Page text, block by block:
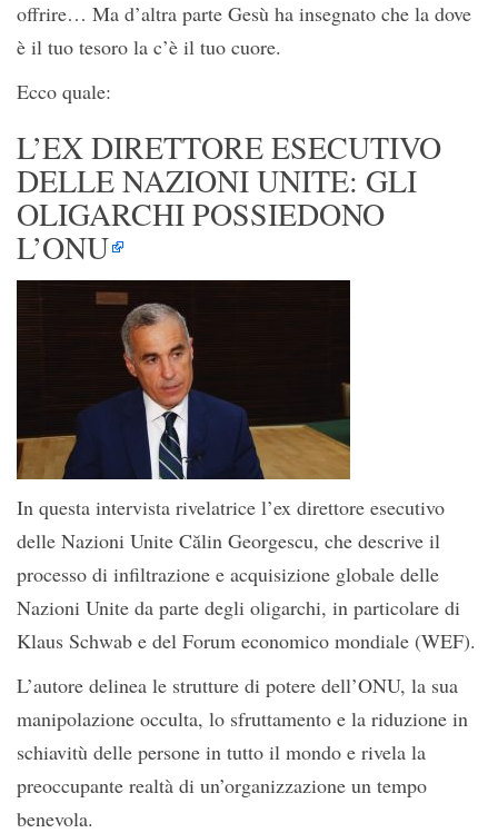
offrire… Ma d’altra parte Gesù ha insegnato che la dove
è il tuo tesoro la c’è il tuo cuore.
Ecco quale:
L’EX DIRETTORE ESECUTIVO
DELLE NAZIONI UNITE: GLI
OLIGARCHI POSSIEDONO
L’ONU
In questa intervista rivelatrice l’ex direttore esecutivo
delle Nazioni Unite Călin Georgescu, che descrive il
processo di infiltrazione e acquisizione globale delle
Nazioni Unite da parte degli oligarchi, in particolare di
Klaus Schwab e del Forum economico mondiale (WEF).
L’autore delinea le strutture di potere dell’ONU, la sua
manipolazione occulta, lo sfruttamento e la riduzione in
schiavitù delle persone in tutto il mondo e rivela la
preoccupante realtà di un’organizzazione un tempo
benevola.